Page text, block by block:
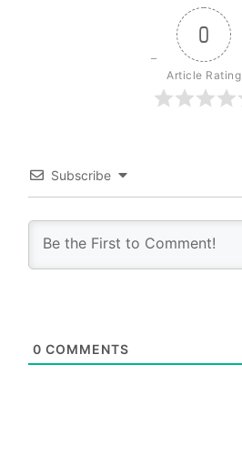
0
Article Rating
Subscribe
0 COMMENTS